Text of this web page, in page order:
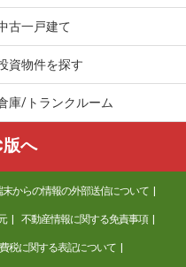
古一戸建て
資物件を探す
庫/トランクルーム
版へ
からの情報の外部送信について
不動産情報に関する免責事項
税に関する表記について